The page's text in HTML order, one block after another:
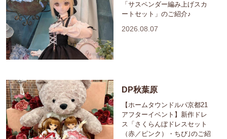
「サスペンダー編み上げスカ
ートセット」のご紹介♪
2026.08.07
DP秋葉原
【ホームタウンドルパ京都21
アフターイベント】新作ドレ
ス「さくらんぼドレスセット
（赤／ピンク）・ちび｣のご紹